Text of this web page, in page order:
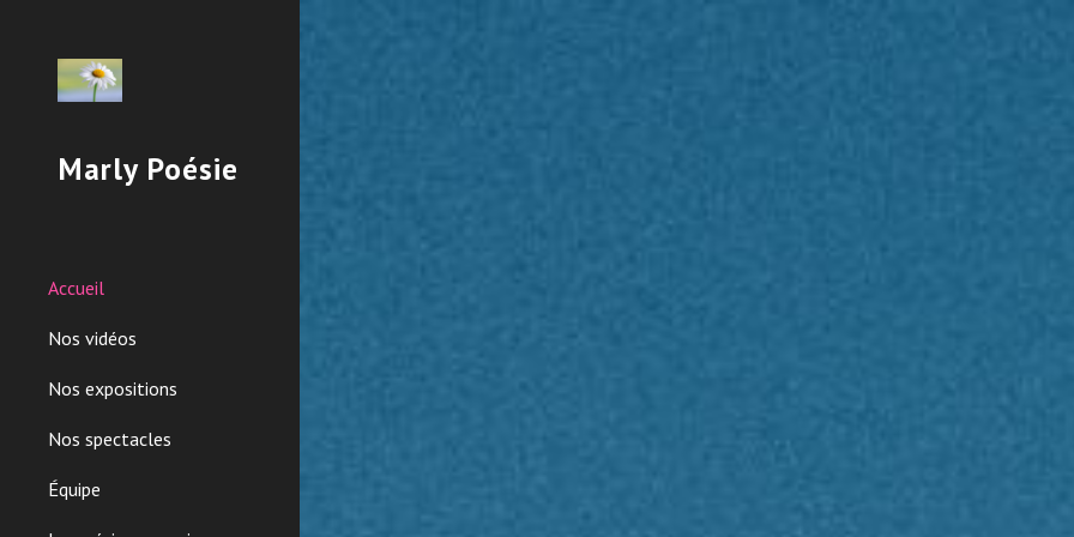
Marly Poésie
Accueil
Nos vidéos
Nos expositions
Nos spectacles
Équipe